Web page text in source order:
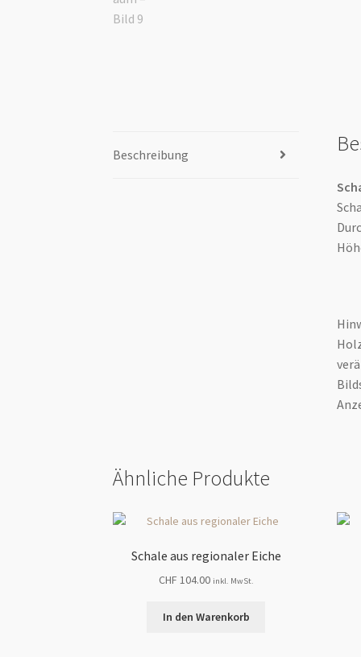
Beschreibung
Ähnliche Produkte
Schale aus regionaler Eiche
CHF 104.00 inkl. MwSt.
In den Warenkorb